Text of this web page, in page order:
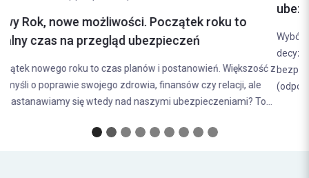
ubezpieczenia samochodowego. Jak ich uniknąć?
Wybór odpowiedniego ubezpieczenia samochodowego to
decyzja, która ma bezpośredni wpływ na nasze finanse i poczucie
bezpieczeństwa na drodze. Ubezpieczenie OC
(odpowiedzialności...